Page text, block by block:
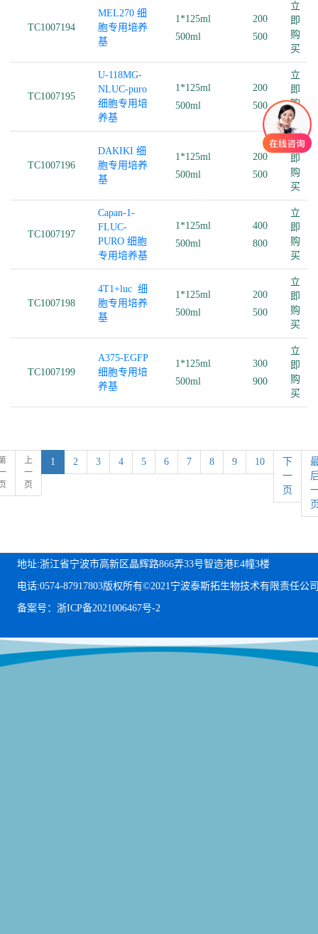
TC1007194
MEL270 细
胞专用培养
基
1*125ml
500ml
200
500
立
即
购
买
TC1007195
U-118MG-
NLUC-puro
细胞专用培
养基
1*125ml
500ml
200
500
立
即
购
买
TC1007196
DAKIKI 细
胞专用培养
基
1*125ml
500ml
200
500
立
即
购
买
TC1007197
Capan-1-
FLUC-
PURO 细胞
专用培养基
1*125ml
500ml
400
800
立
即
购
买
TC1007198
4T1+luc 细
胞专用培养
基
1*125ml
500ml
200
500
立
即
购
买
TC1007199
A375-EGFP
细胞专用培
养基
1*125ml
500ml
300
900
立
即
购
买
上
一
页
1 2 3 4 5 6 7 8 9 10
下
一
页
地址:浙江省宁波市高新区晶辉路866弄33号智造港E4幢3楼
电话:0574-87917803版权所有©2021宁波泰斯拓生物技术有限责任公
备案号：浙ICP备2021006467号-2